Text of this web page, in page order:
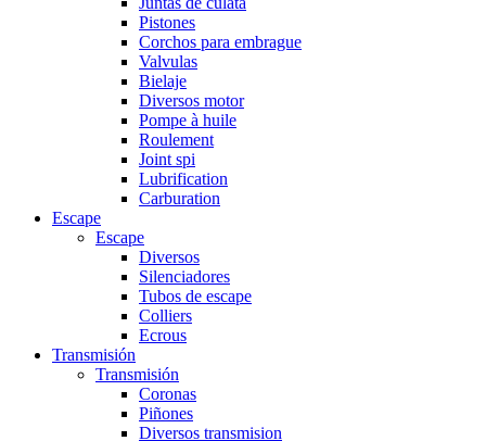
Pistones
Corchos para embrague
Valvulas
Bielaje
Diversos motor
Pompe à huile
Roulement
Joint spi
Lubrification
Carburation
Escape
Escape
Diversos
Silenciadores
Tubos de escape
Colliers
Ecrous
Transmisión
Transmisión
Coronas
Piñones
Diversos transmision